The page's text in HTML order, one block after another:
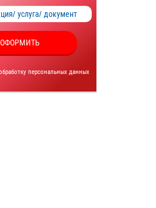
ОФОРМИТЬ
персональных данных